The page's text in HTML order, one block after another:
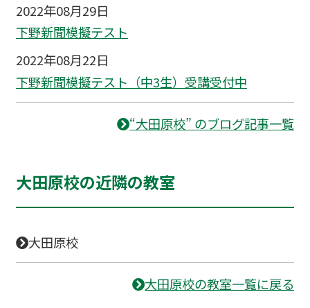
2022年08月29日
下野新聞模擬テスト
2022年08月22日
下野新聞模擬テスト（中3生）受講受付中
“大田原校” のブログ記事一覧
大田原校の近隣の教室
大田原校
大田原校の教室一覧に戻る